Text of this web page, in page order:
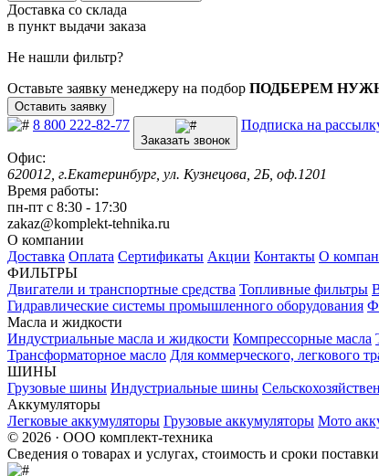
Доставка со склада
в пункт выдачи заказа
Не нашли фильтр?
Оставьте заявку менеджеру на подбор ПОДБЕРЕМ
Оставить заявку
8 800 222-82-77
Заказать звонок
Подписка на
Офис:
620012, г.Екатеринбург, ул. Кузнецова, 2Б, оф.1201
Время работы:
пн-пт с 8:30 - 17:30
zakaz@komplekt-tehnika.ru
О компании
Доставка Оплата Сертификаты Акции Контакты О
ФИЛЬТРЫ
Двигатели и транспортные средства Топливные фильтры
Гидравлические системы промышленного оборудования
Масла и жидкости
Индустриальные масла и жидкости Компрессорные масла
Трансформаторное масло Для коммерческого, легкового
ШИНЫ
Грузовые шины Индустриальные шины
Аккумуляторы
Легковые аккумуляторы Грузовые аккумуляторы Мото
© 2026 · ООО комплект-техника
Сведения о товарах и услугах, стоимость и сроки